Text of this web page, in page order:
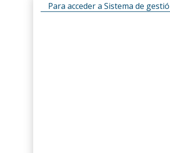
Para acceder a Sistema de